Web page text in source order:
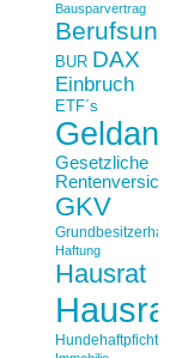
Bausparvertrag
BUR DAX
Einbruch
ETF´s
Gesetzliche
GKV
Haftung
Hausrat
Hundehaftpficht